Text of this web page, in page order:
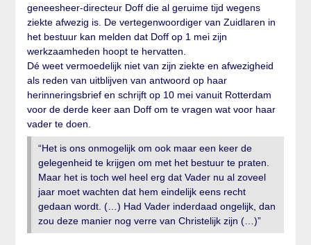
geneesheer-directeur Doff die al geruime tijd wegens
ziekte afwezig is. De vertegenwoordiger van Zuidlaren in
het bestuur kan melden dat Doff op 1 mei zijn
werkzaamheden hoopt te hervatten.
Dé weet vermoedelijk niet van zijn ziekte en afwezigheid
als reden van uitblijven van antwoord op haar
herinneringsbrief en schrijft op 10 mei vanuit Rotterdam
voor de derde keer aan Doff om te vragen wat voor haar
vader te doen.
“Het is ons onmogelijk om ook maar een keer de
gelegenheid te krijgen om met het bestuur te praten.
Maar het is toch wel heel erg dat Vader nu al zoveel
jaar moet wachten dat hem eindelijk eens recht
gedaan wordt. (…) Had Vader inderdaad ongelijk, dan
zou deze manier nog verre van Christelijk zijn (…)”